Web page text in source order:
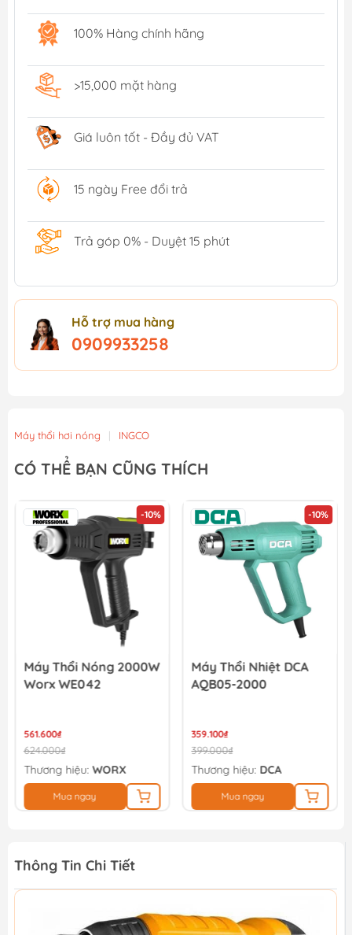
100% Hàng chính hãng
>15,000 mặt hàng
Giá luôn tốt - Đầy đủ VAT
15 ngày Free đổi trả
Trả góp 0% - Duyệt 15 phút
Hỗ trợ mua hàng
0909933258
Máy thổi hơi nóng | INGCO
CÓ THỂ BẠN CŨNG THÍCH
-10%
Máy Thổi Nóng 2000W
Worx WE042
561.600₫
624.000₫
Thương hiệu: WORX
Mua ngay
-10%
Máy Thổi Nhiệt DCA
AQB05-2000
359.100₫
399.000₫
Thương hiệu: DCA
Mua ngay
Thông Tin Chi Tiết